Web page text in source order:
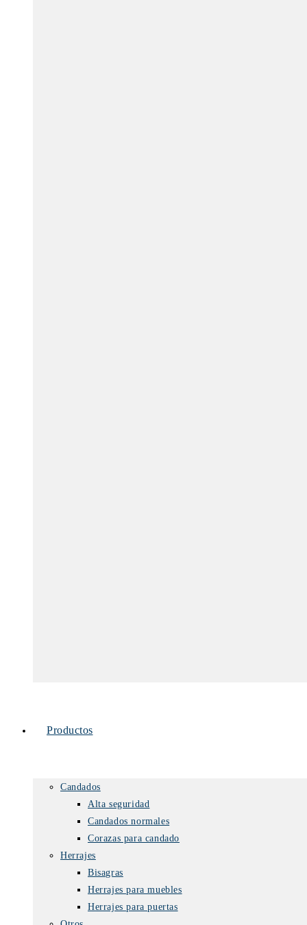
Productos
Candados
Alta seguridad
Candados normales
Corazas para candado
Herrajes
Bisagras
Herrajes para muebles
Herrajes para puertas